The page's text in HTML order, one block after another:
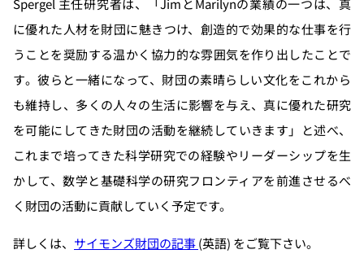
Spergel 主任研究者は、「JimとMarilynの業績の一つは、真
に優れた人材を財団に魅きつけ、創造的で効果的な仕事を行
うことを奨励する温かく協力的な雰囲気を作り出したことで
す。彼らと一緒になって、財団の素晴らしい文化をこれから
も維持し、多くの人々の生活に影響を与え、真に優れた研究
を可能にしてきた財団の活動を継続していきます」と述べ、
これまで培ってきた科学研究での経験やリーダーシップを生
かして、数学と基礎科学の研究フロンティアを前進させるべ
く財団の活動に貢献していく予定です。
詳しくは、 サイモンズ財団の記事(英語) をご覧下さい。